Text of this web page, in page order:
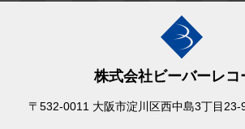
株式会社ビーバーレコ
〒532-0011 大阪市淀川区西中島3丁目